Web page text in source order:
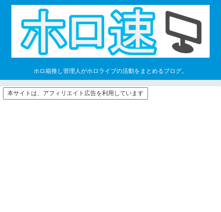
ホロ箱推し管理人がホロライブの活動をまとめるブログ。
本サイトは、アフィリエイト広告を利用しています